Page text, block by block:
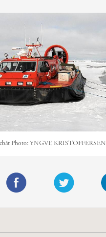
Photo:YNGVE KRISTOFFERSEN
w
i
a